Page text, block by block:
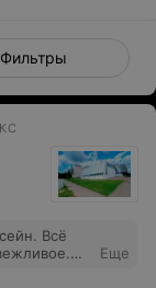
Фильтры
Всё
Еще